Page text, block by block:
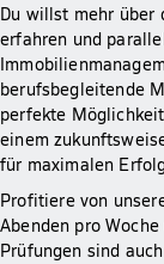
Du willst mehr über
erfahren und
berufsbegleitende
perfekte
einem
für maximalen
Profitiere von
Abenden pro
Prüfungen sind